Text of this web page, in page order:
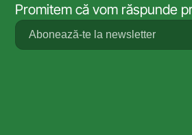
Promitem că vom răspunde